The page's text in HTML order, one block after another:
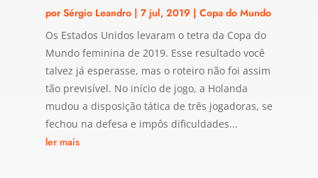
porSérgio Leandro| 7 jul, 2019| Copa do Mundo
Os Estados Unidos levaram o tetra da Copa do
Mundo feminina de 2019. Esse resultado você
talvez já esperasse, mas o roteiro não foi assim
tão previsível. No início de jogo, a Holanda
mudou a disposição tática de três jogadoras, se
fechou na defesa e impôs dificuldades...
ler mais